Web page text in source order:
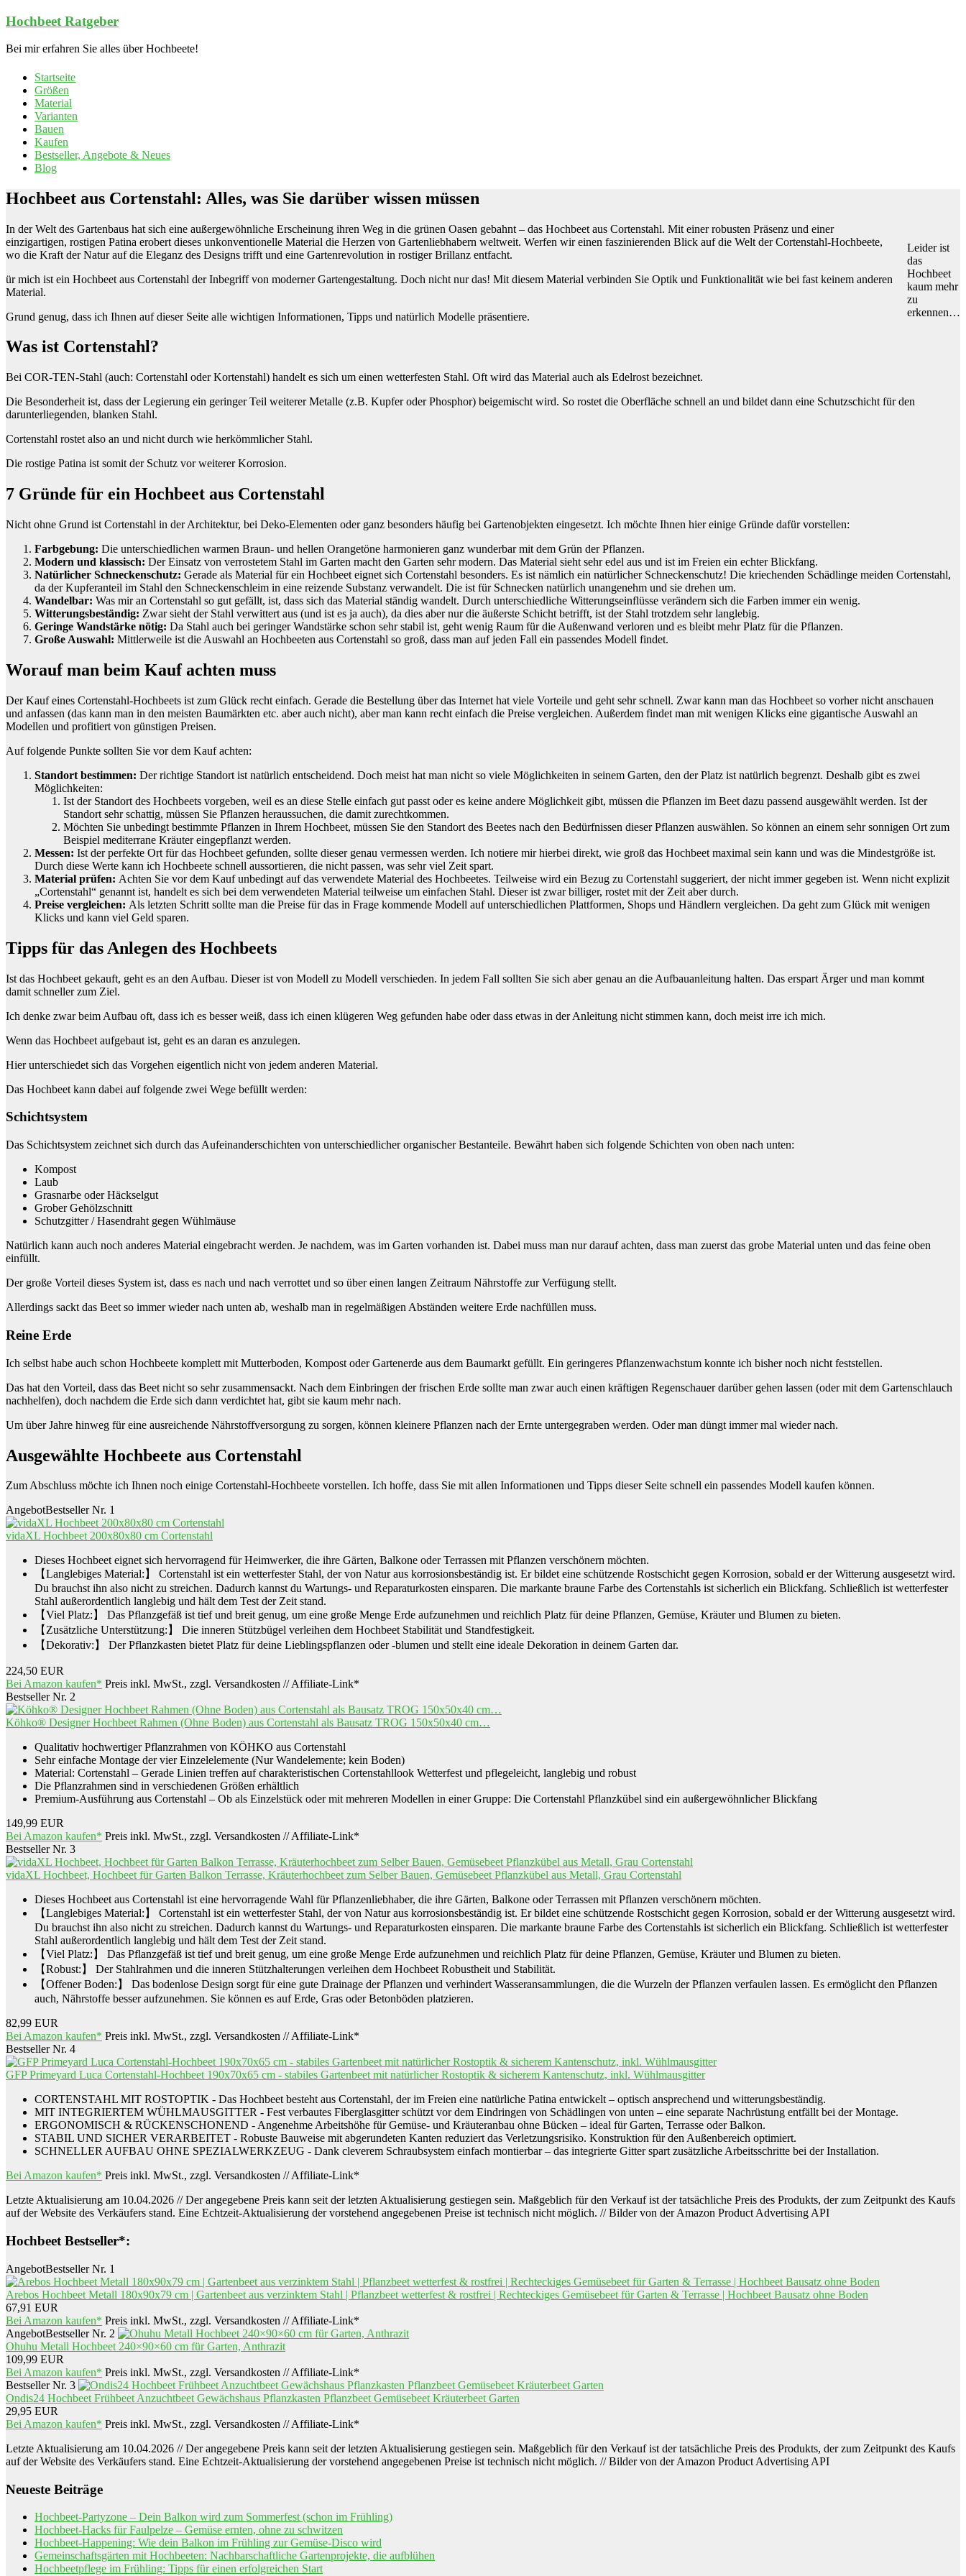
Zum
springen
Hochbeet Ratgeber
Bei mir erfahren Sie alles über Hochbeete!
Startseite
Größen
Material
Varianten
Bauen
Kaufen
Bestseller, Angebote & Neues
Blog
Hochbeet aus Cortenstahl: Alles, was Sie darüber wissen müssen
Leider ist
das
Hochbeet
kaum mehr
zu
erkennen…
In der Welt des Gartenbaus hat sich eine außergewöhnliche Erscheinung ihren Weg in die grünen Oasen gebahnt – das Hochbeet aus Cortenstahl. Mit einer robusten Präsenz und einer
einzigartigen, rostigen Patina erobert dieses unkonventionelle Material die Herzen von Gartenliebhabern weltweit. Werfen wir einen faszinierenden Blick auf die Welt der Cortenstahl-Hochbeete,
wo die Kraft der Natur auf die Eleganz des Designs trifft und eine Gartenrevolution in rostiger Brillanz entfacht.
ür mich ist ein Hochbeet aus Cortenstahl der Inbegriff von moderner Gartengestaltung. Doch nicht nur das! Mit diesem Material verbinden Sie Optik und Funktionalität wie bei fast keinem anderen
Material.
Grund genug, dass ich Ihnen auf dieser Seite alle wichtigen Informationen, Tipps und natürlich Modelle präsentiere.
Was ist Cortenstahl?
Bei COR-TEN-Stahl (auch: Cortenstahl oder Kortenstahl) handelt es sich um einen wetterfesten Stahl. Oft wird das Material auch als Edelrost bezeichnet.
Die Besonderheit ist, dass der Legierung ein geringer Teil weiterer Metalle (z.B. Kupfer oder Phosphor) beigemischt wird. So rostet die Oberfläche schnell an und bildet dann eine Schutzschicht für den
darunterliegenden, blanken Stahl.
Cortenstahl rostet also an und nicht durch wie herkömmlicher Stahl.
Die rostige Patina ist somit der Schutz vor weiterer Korrosion.
7 Gründe für ein Hochbeet aus Cortenstahl
Nicht ohne Grund ist Cortenstahl in der Architektur, bei Deko-Elementen oder ganz besonders häufig bei Gartenobjekten eingesetzt. Ich möchte Ihnen hier einige Gründe dafür vorstellen:
Farbgebung: Die unterschiedlichen warmen Braun- und hellen Orangetöne harmonieren ganz wunderbar mit dem Grün der Pflanzen.
Modern und klassisch: Der Einsatz von verrostetem Stahl im Garten macht den Garten sehr modern. Das Material sieht sehr edel aus und ist im Freien ein echter Blickfang.
Natürlicher Schneckenschutz: Gerade als Material für ein Hochbeet eignet sich Cortenstahl besonders. Es ist nämlich ein natürlicher Schneckenschutz! Die kriechenden Schädlinge meiden Cortenstahl,
da der Kupferanteil im Stahl den Schneckenschleim in eine reizende Substanz verwandelt. Die ist für Schnecken natürlich unangenehm und sie drehen um.
Wandelbar: Was mir an Cortenstahl so gut gefällt, ist, dass sich das Material ständig wandelt. Durch unterschiedliche Witterungseinflüsse verändern sich die Farben immer ein wenig.
Witterungsbeständig: Zwar sieht der Stahl verwittert aus (und ist es ja auch), da dies aber nur die äußerste Schicht betrifft, ist der Stahl trotzdem sehr langlebig.
Geringe Wandstärke nötig: Da Stahl auch bei geringer Wandstärke schon sehr stabil ist, geht wenig Raum für die Außenwand verloren und es bleibt mehr Platz für die Pflanzen.
Große Auswahl: Mittlerweile ist die Auswahl an Hochbeeten aus Cortenstahl so groß, dass man auf jeden Fall ein passendes Modell findet.
Worauf man beim Kauf achten muss
Der Kauf eines Cortenstahl-Hochbeets ist zum Glück recht einfach. Gerade die Bestellung über das Internet hat viele Vorteile und geht sehr schnell. Zwar kann man das Hochbeet so vorher nicht anschauen
und anfassen (das kann man in den meisten Baumärkten etc. aber auch nicht), aber man kann recht einfach die Preise vergleichen. Außerdem findet man mit wenigen Klicks eine gigantische Auswahl an
Modellen und profitiert von günstigen Preisen.
Auf folgende Punkte sollten Sie vor dem Kauf achten:
Standort bestimmen: Der richtige Standort ist natürlich entscheidend. Doch meist hat man nicht so viele Möglichkeiten in seinem Garten, den der Platz ist natürlich begrenzt. Deshalb gibt es zwei
Möglichkeiten:
Ist der Standort des Hochbeets vorgeben, weil es an diese Stelle einfach gut passt oder es keine andere Möglichkeit gibt, müssen die Pflanzen im Beet dazu passend ausgewählt werden. Ist der
Standort sehr schattig, müssen Sie Pflanzen heraussuchen, die damit zurechtkommen.
Möchten Sie unbedingt bestimmte Pflanzen in Ihrem Hochbeet, müssen Sie den Standort des Beetes nach den Bedürfnissen dieser Pflanzen auswählen. So können an einem sehr sonnigen Ort zum
Beispiel mediterrane Kräuter eingepflanzt werden.
Messen: Ist der perfekte Ort für das Hochbeet gefunden, sollte dieser genau vermessen werden. Ich notiere mir hierbei direkt, wie groß das Hochbeet maximal sein kann und was die Mindestgröße ist.
Durch diese Werte kann ich Hochbeete schnell aussortieren, die nicht passen, was sehr viel Zeit spart.
Material prüfen: Achten Sie vor dem Kauf unbedingt auf das verwendete Material des Hochbeetes. Teilweise wird ein Bezug zu Cortenstahl suggeriert, der nicht immer gegeben ist. Wenn nicht explizit
„Cortenstahl“ genannt ist, handelt es sich bei dem verwendeten Material teilweise um einfachen Stahl. Dieser ist zwar billiger, rostet mit der Zeit aber durch.
Preise vergleichen: Als letzten Schritt sollte man die Preise für das in Frage kommende Modell auf unterschiedlichen Plattformen, Shops und Händlern vergleichen. Da geht zum Glück mit wenigen
Klicks und kann viel Geld sparen.
Tipps für das Anlegen des Hochbeets
Ist das Hochbeet gekauft, geht es an den Aufbau. Dieser ist von Modell zu Modell verschieden. In jedem Fall sollten Sie sich aber genau an die Aufbauanleitung halten. Das erspart Ärger und man kommt
damit schneller zum Ziel.
Ich denke zwar beim Aufbau oft, dass ich es besser weiß, dass ich einen klügeren Weg gefunden habe oder dass etwas in der Anleitung nicht stimmen kann, doch meist irre ich mich.
Wenn das Hochbeet aufgebaut ist, geht es an daran es anzulegen.
Hier unterschiedet sich das Vorgehen eigentlich nicht von jedem anderen Material.
Das Hochbeet kann dabei auf folgende zwei Wege befüllt werden:
Schichtsystem
Das Schichtsystem zeichnet sich durch das Aufeinanderschichten von unterschiedlicher organischer Bestanteile. Bewährt haben sich folgende Schichten von oben nach unten:
Kompost
Laub
Grasnarbe oder Häckselgut
Grober Gehölzschnitt
Schutzgitter / Hasendraht gegen Wühlmäuse
Natürlich kann auch noch anderes Material eingebracht werden. Je nachdem, was im Garten vorhanden ist. Dabei muss man nur darauf achten, dass man zuerst das grobe Material unten und das feine oben
einfüllt.
Der große Vorteil dieses System ist, dass es nach und nach verrottet und so über einen langen Zeitraum Nährstoffe zur Verfügung stellt.
Allerdings sackt das Beet so immer wieder nach unten ab, weshalb man in regelmäßigen Abständen weitere Erde nachfüllen muss.
Reine Erde
Ich selbst habe auch schon Hochbeete komplett mit Mutterboden, Kompost oder Gartenerde aus dem Baumarkt gefüllt. Ein geringeres Pflanzenwachstum konnte ich bisher noch nicht feststellen.
Das hat den Vorteil, dass das Beet nicht so sehr zusammensackt. Nach dem Einbringen der frischen Erde sollte man zwar auch einen kräftigen Regenschauer darüber gehen lassen (oder mit dem Gartenschlauch
nachhelfen), doch nachdem die Erde sich dann verdichtet hat, gibt sie kaum mehr nach.
Um über Jahre hinweg für eine ausreichende Nährstoffversorgung zu sorgen, können kleinere Pflanzen nach der Ernte untergegraben werden. Oder man düngt immer mal wieder nach.
Ausgewählte Hochbeete aus Cortenstahl
Zum Abschluss möchte ich Ihnen noch einige Cortenstahl-Hochbeete vorstellen. Ich hoffe, dass Sie mit allen Informationen und Tipps dieser Seite schnell ein passendes Modell kaufen können.
AngebotBestseller Nr. 1
vidaXL Hochbeet 200x80x80 cm Cortenstahl
Dieses Hochbeet eignet sich hervorragend für Heimwerker, die ihre Gärten, Balkone oder Terrassen mit Pflanzen verschönern möchten.
【Langlebiges Material:】 Cortenstahl ist ein wetterfester Stahl, der von Natur aus korrosionsbeständig ist. Er bildet eine schützende Rostschicht gegen Korrosion, sobald er der Witterung ausgesetzt wird.
Du brauchst ihn also nicht zu streichen. Dadurch kannst du Wartungs- und Reparaturkosten einsparen. Die markante braune Farbe des Cortenstahls ist sicherlich ein Blickfang. Schließlich ist wetterfester
Stahl außerordentlich langlebig und hält dem Test der Zeit stand.
【Viel Platz:】 Das Pflanzgefäß ist tief und breit genug, um eine große Menge Erde aufzunehmen und reichlich Platz für deine Pflanzen, Gemüse, Kräuter und Blumen zu bieten.
【Zusätzliche Unterstützung:】 Die inneren Stützbügel verleihen dem Hochbeet Stabilität und Standfestigkeit.
【Dekorativ:】 Der Pflanzkasten bietet Platz für deine Lieblingspflanzen oder -blumen und stellt eine ideale Dekoration in deinem Garten dar.
224,50 EUR
Bei Amazon kaufen* Preis inkl. MwSt., zzgl. Versandkosten // Affiliate-Link*
Bestseller Nr. 2
Köhko® Designer Hochbeet Rahmen (Ohne Boden) aus Cortenstahl als Bausatz TROG 150x50x40 cm…
Qualitativ hochwertiger Pflanzrahmen von KÖHKO aus Cortenstahl
Sehr einfache Montage der vier Einzelelemente (Nur Wandelemente; kein Boden)
Material: Cortenstahl – Gerade Linien treffen auf charakteristischen Cortenstahllook Wetterfest und pflegeleicht, langlebig und robust
Die Pflanzrahmen sind in verschiedenen Größen erhältlich
Premium-Ausführung aus Cortenstahl – Ob als Einzelstück oder mit mehreren Modellen in einer Gruppe: Die Cortenstahl Pflanzkübel sind ein außergewöhnlicher Blickfang
149,99 EUR
Bei Amazon kaufen* Preis inkl. MwSt., zzgl. Versandkosten // Affiliate-Link*
Bestseller Nr. 3
vidaXL Hochbeet, Hochbeet für Garten Balkon Terrasse, Kräuterhochbeet zum Selber Bauen, Gemüsebeet Pflanzkübel aus Metall, Grau Cortenstahl
Dieses Hochbeet aus Cortenstahl ist eine hervorragende Wahl für Pflanzenliebhaber, die ihre Gärten, Balkone oder Terrassen mit Pflanzen verschönern möchten.
【Langlebiges Material:】 Cortenstahl ist ein wetterfester Stahl, der von Natur aus korrosionsbeständig ist. Er bildet eine schützende Rostschicht gegen Korrosion, sobald er der Witterung ausgesetzt wird.
Du brauchst ihn also nicht zu streichen. Dadurch kannst du Wartungs- und Reparaturkosten einsparen. Die markante braune Farbe des Cortenstahls ist sicherlich ein Blickfang. Schließlich ist wetterfester
Stahl außerordentlich langlebig und hält dem Test der Zeit stand.
【Viel Platz:】 Das Pflanzgefäß ist tief und breit genug, um eine große Menge Erde aufzunehmen und reichlich Platz für deine Pflanzen, Gemüse, Kräuter und Blumen zu bieten.
【Robust:】 Der Stahlrahmen und die inneren Stützhalterungen verleihen dem Hochbeet Robustheit und Stabilität.
【Offener Boden:】 Das bodenlose Design sorgt für eine gute Drainage der Pflanzen und verhindert Wasseransammlungen, die die Wurzeln der Pflanzen verfaulen lassen. Es ermöglicht den Pflanzen
auch, Nährstoffe besser aufzunehmen. Sie können es auf Erde, Gras oder Betonböden platzieren.
82,99 EUR
Bei Amazon kaufen* Preis inkl. MwSt., zzgl. Versandkosten // Affiliate-Link*
Bestseller Nr. 4
GFP Primeyard Luca Cortenstahl-Hochbeet 190x70x65 cm - stabiles Gartenbeet mit natürlicher Rostoptik & sicherem Kantenschutz, inkl. Wühlmausgitter
CORTENSTAHL MIT ROSTOPTIK - Das Hochbeet besteht aus Cortenstahl, der im Freien eine natürliche Patina entwickelt – optisch ansprechend und witterungsbeständig.
MIT INTEGRIERTEM WÜHLMAUSGITTER - Fest verbautes Fiberglasgitter schützt vor dem Eindringen von Schädlingen von unten – eine separate Nachrüstung entfällt bei der Montage.
ERGONOMISCH & RÜCKENSCHONEND - Angenehme Arbeitshöhe für Gemüse- und Kräuteranbau ohne Bücken – ideal für Garten, Terrasse oder Balkon.
STABIL UND SICHER VERARBEITET - Robuste Bauweise mit abgerundeten Kanten reduziert das Verletzungsrisiko. Konstruktion für den Außenbereich optimiert.
SCHNELLER AUFBAU OHNE SPEZIALWERKZEUG - Dank cleverem Schraubsystem einfach montierbar – das integrierte Gitter spart zusätzliche Arbeitsschritte bei der Installation.
Bei Amazon kaufen* Preis inkl. MwSt., zzgl. Versandkosten // Affiliate-Link*
Letzte Aktualisierung am 10.04.2026 // Der angegebene Preis kann seit der letzten Aktualisierung gestiegen sein. Maßgeblich für den Verkauf ist der tatsächliche Preis des Produkts, der zum Zeitpunkt des Kaufs
auf der Website des Verkäufers stand. Eine Echtzeit-Aktualisierung der vorstehend angegebenen Preise ist technisch nicht möglich. // Bilder von der Amazon Product Advertising API
Hochbeet Bestseller*:
AngebotBestseller Nr. 1
Arebos Hochbeet Metall 180x90x79 cm | Gartenbeet aus verzinktem Stahl | Pflanzbeet wetterfest & rostfrei | Rechteckiges Gemüsebeet für Garten & Terrasse | Hochbeet Bausatz ohne Boden
67,91 EUR
Bei Amazon kaufen* Preis inkl. MwSt., zzgl. Versandkosten // Affiliate-Link*
AngebotBestseller Nr. 2
Ohuhu Metall Hochbeet 240×90×60 cm für Garten, Anthrazit
109,99 EUR
Bei Amazon kaufen* Preis inkl. MwSt., zzgl. Versandkosten // Affiliate-Link*
Bestseller Nr. 3
Ondis24 Hochbeet Frühbeet Anzuchtbeet Gewächshaus Pflanzkasten Pflanzbeet Gemüsebeet Kräuterbeet Garten
29,95 EUR
Bei Amazon kaufen* Preis inkl. MwSt., zzgl. Versandkosten // Affiliate-Link*
Letzte Aktualisierung am 10.04.2026 // Der angegebene Preis kann seit der letzten Aktualisierung gestiegen sein. Maßgeblich für den Verkauf ist der tatsächliche Preis des Produkts, der zum Zeitpunkt des Kaufs
auf der Website des Verkäufers stand. Eine Echtzeit-Aktualisierung der vorstehend angegebenen Preise ist technisch nicht möglich. // Bilder von der Amazon Product Advertising API
Neueste Beiträge
Hochbeet-Partyzone – Dein Balkon wird zum Sommerfest (schon im Frühling)
Hochbeet-Hacks für Faulpelze – Gemüse ernten, ohne zu schwitzen
Hochbeet-Happening: Wie dein Balkon im Frühling zur Gemüse-Disco wird
Gemeinschaftsgärten mit Hochbeeten: Nachbarschaftliche Gartenprojekte, die aufblühen
Hochbeetpflege im Frühling: Tipps für einen erfolgreichen Start